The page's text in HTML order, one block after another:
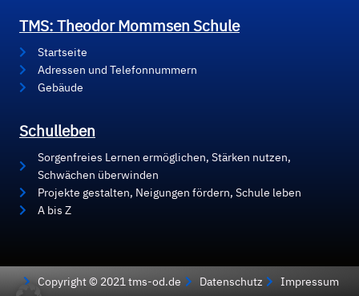
TMS: Theodor Mommsen Schule
Startseite
Adressen und Telefonnummern
Gebäude
Schulleben
Sorgenfreies Lernen ermöglichen, Stärken nutzen,
Schwächen überwinden
Projekte gestalten, Neigungen fördern, Schule leben
A bis Z
Copyright © 2021 tms-od.de Datenschutz Impressum